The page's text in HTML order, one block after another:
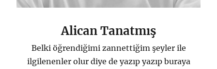
Alican Tanatmış
Belki öğrendiğimi zannettiğim şeyler ile
ilgilenenler olur diye de yazıp yazıp buraya